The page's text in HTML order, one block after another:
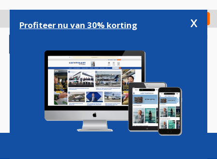
gaan
Check in
Magazine Podcasts Vacatures
Profiteer nu van 30% korting x